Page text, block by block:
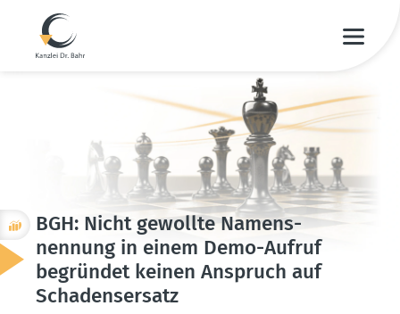
BGH: Nicht gewollte Namens­
nennung in einem Demo-Aufruf
begründet keinen Anspruch auf
Schadens­ersatz